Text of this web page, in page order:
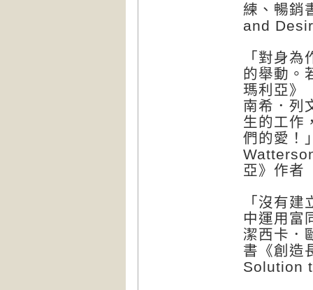
練、暢銷
and
「對身
的舉動。
瑪利亞》
南希．列
生的工作
們的愛！
亞》作者
「沒有
中運用富
潔西卡．
書《創造
Solution